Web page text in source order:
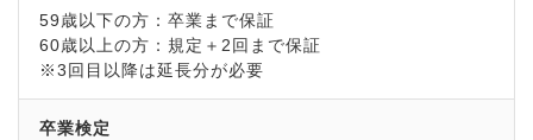
59歳以下の方：卒業まで保証
60歳以上の方：規定＋2回まで保証
※3回目以降は延長分が必要
卒業検定